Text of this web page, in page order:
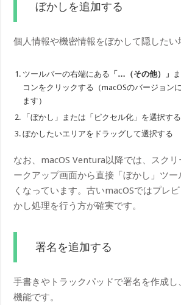
ぼかしを追加する
個人情報や機密情報をぼかして隠したい
ツールバーの右端にある 「…（その他）」
コンをクリックする（macOSのバージョン
ます）
「ぼかし」または「ピクセル化」を選択する
ぼかしたいエリアをドラッグして選択する
なお、macOS Ventura以降では、スク
ークアップ画面から直接「ぼかし」ツ
くなっています。古いmacOSではプレ
かし処理を行う方が確実です。
署名を追加する
手書きやトラックパッドで署名を作成し
機能です。